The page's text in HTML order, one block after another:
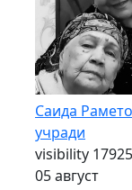
Саида
учради
visibility 17925
05 август